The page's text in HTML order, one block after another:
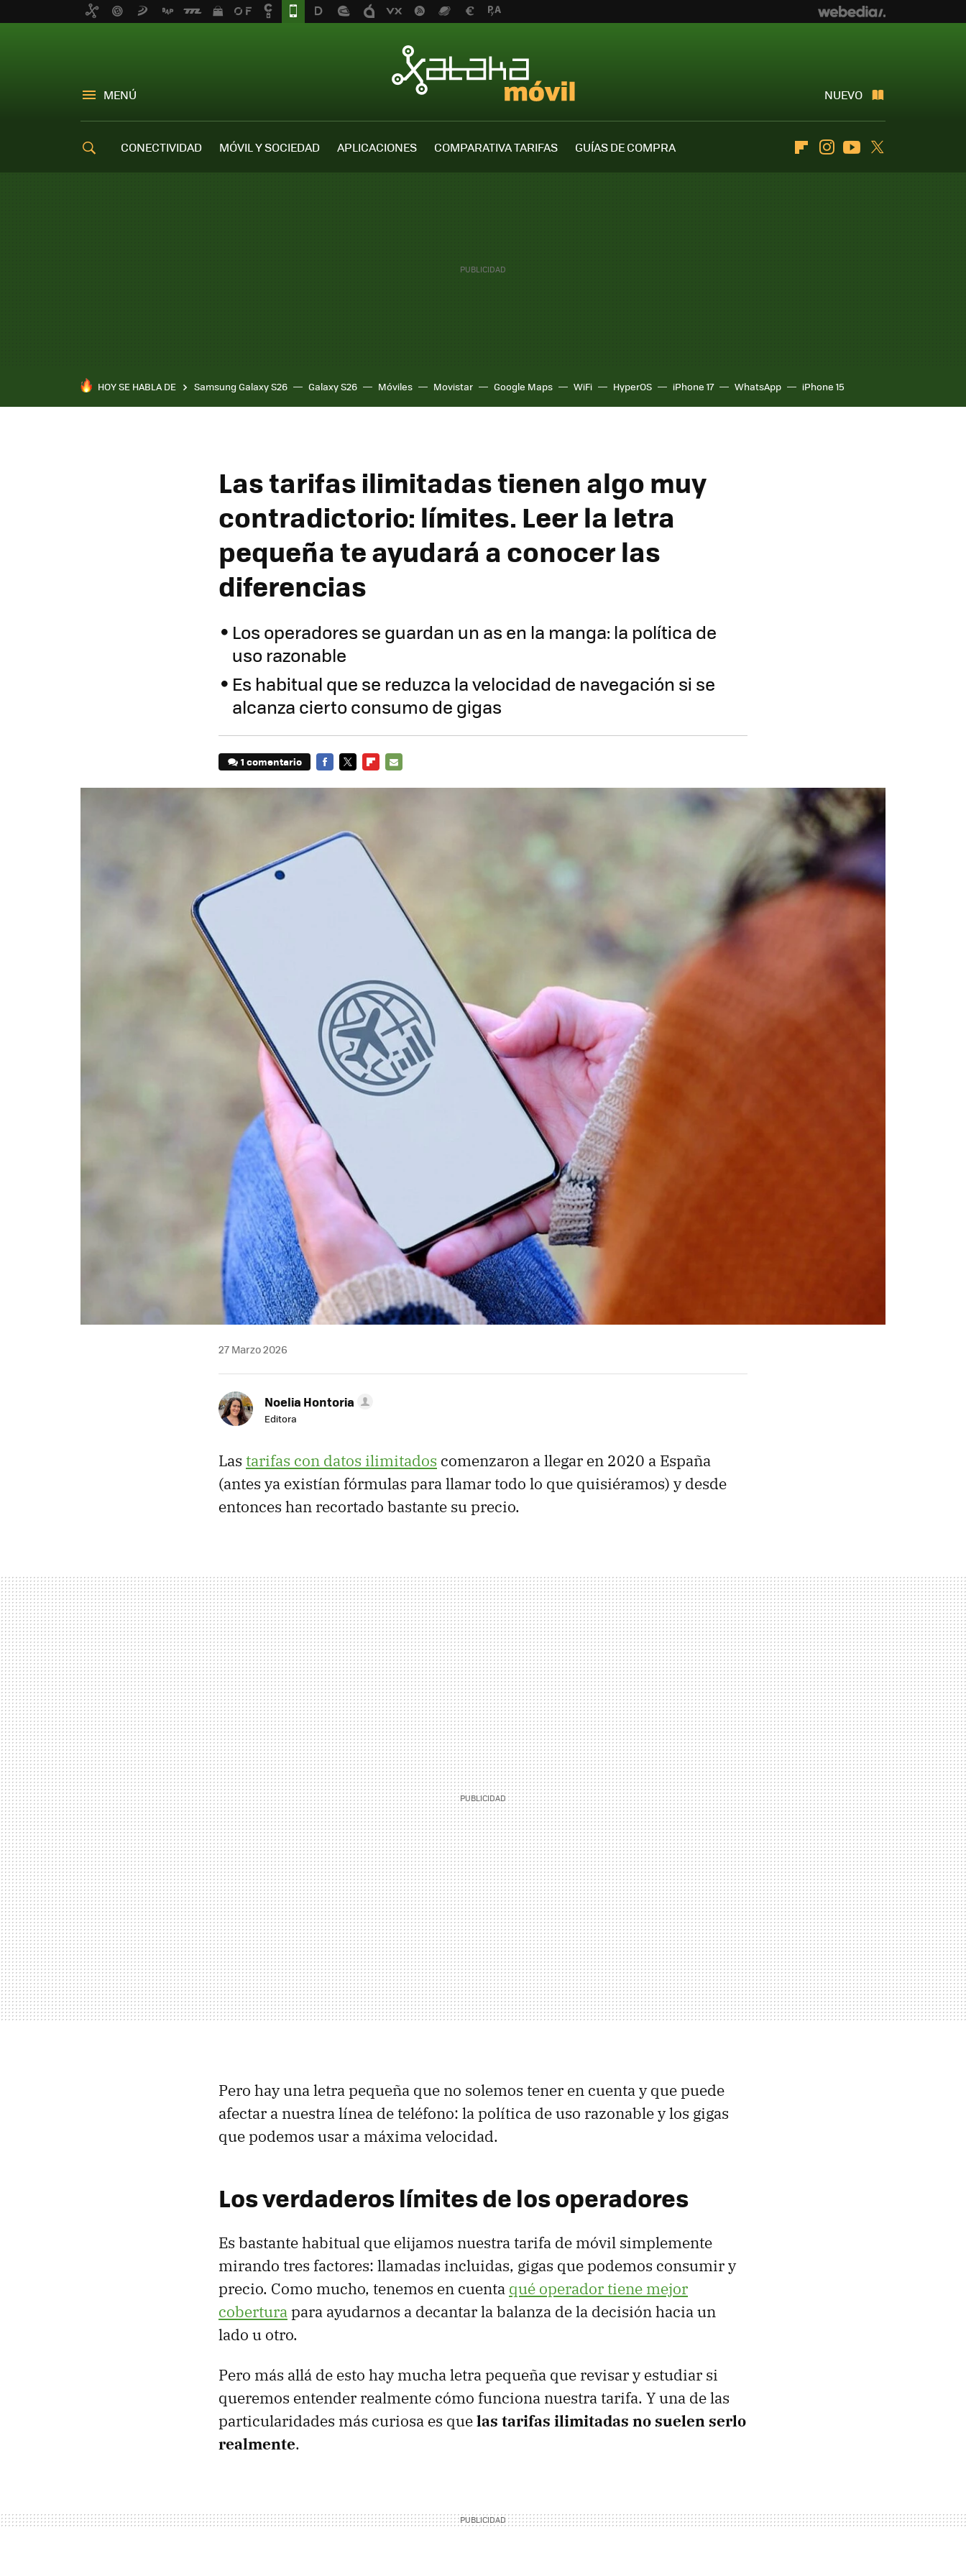
MENÚ NUEVO
CONECTIVIDAD MÓVIL Y SOCIEDAD APLICACIONES COMPARATIVA TARIFAS
GUÍAS DE COMPRA
FlipboardInstagramYoutube
HOY SE HABLA DE Samsung Galaxy S26 Galaxy S26 Móviles Movistar Google Maps WiFi HyperOS iPhone 17 WhatsApp iPhone 15
Las tarifas ilimitadas tienen algo muy
contradictorio: límites. Leer la letra
pequeña te ayudará a conocer las
diferencias
Los operadores se guardan un as en la manga: la política de
uso razonable
Es habitual que se reduzca la velocidad de navegación si se
alcanza cierto consumo de gigas
1 comentario
27 Marzo 2026
Noelia Hontoria
Editora
Las tarifas con datos ilimitados comenzaron a llegar en 2020 a España
(antes ya existían fórmulas para llamar todo lo que quisiéramos) y desde
entonces han recortado bastante su precio.
Pero hay una letra pequeña que no solemos tener en cuenta y que puede
afectar a nuestra línea de teléfono: la política de uso razonable y los gigas
que podemos usar a máxima velocidad.
Los verdaderos límites de los operadores
Es bastante habitual que elijamos nuestra tarifa de móvil simplemente
mirando tres factores: llamadas incluidas, gigas que podemos consumir y
precio. Como mucho, tenemos en cuenta qué operador tiene mejor
coberturapara ayudarnos a decantar la balanza de la decisión hacia un
lado u otro.
Pero más allá de esto hay mucha letra pequeña que revisar y estudiar si
queremos entender realmente cómo funciona nuestra tarifa. Y una de las
particularidades más curiosa es quelas tarifas ilimitadas no suelen serlo
realmente.